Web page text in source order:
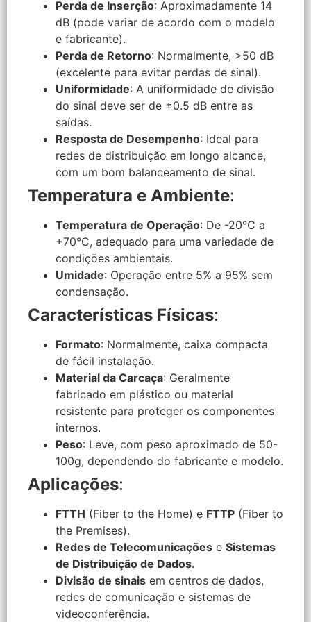
Perda de Inserção: Aproximadamente 14
dB (pode variar de acordo com o modelo
e fabricante).
Perda de Retorno: Normalmente, >50 dB
(excelente para evitar perdas de sinal).
Uniformidade: A uniformidade de divisão
do sinal deve ser de ±0.5 dB entre as
saídas.
Resposta de Desempenho: Ideal para
redes de distribuição em longo alcance,
com um bom balanceamento de sinal.
Temperatura e Ambiente:
Temperatura de Operação: De -20°C a
+70°C, adequado para uma variedade de
condições ambientais.
Umidade: Operação entre 5% a 95% sem
condensação.
Características Físicas:
Formato: Normalmente, caixa compacta
de fácil instalação.
Material da Carcaça: Geralmente
fabricado em plástico ou material
resistente para proteger os componentes
internos.
Peso: Leve, com peso aproximado de 50-
100g, dependendo do fabricante e modelo.
Aplicações:
FTTH (Fiber to the Home) e FTTP (Fiber to
the Premises).
Redes de Telecomunicações e Sistemas
de Distribuição de Dados.
Divisão de sinais em centros de dados,
redes de comunicação e sistemas de
videoconferência.